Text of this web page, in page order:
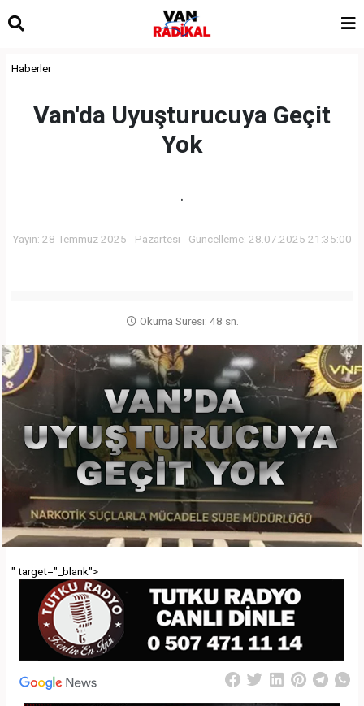
Haberler
Van'da Uyuşturucuya Geçit
Yok
.
Yayın: 28 Temmuz 2025 - Pazartesi - Güncelleme: 28.07.2025 21:35:00
Okuma Süresi: 48 sn.
" target="_blank">